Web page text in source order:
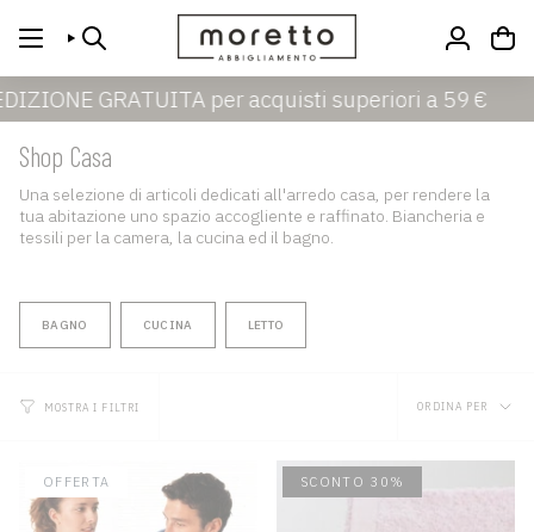
contenutoCERCA
per acquisti superiori a 59 €
Shop Casa
Una selezione di articoli dedicati all'arredo casa, per rendere la
tua abitazione uno spazio accogliente e raffinato. Biancheria e
tessili per la camera, la cucina ed il bagno.
BAGNO CUCINA LETTO
MOSTRA I FILTRI
Ordina
ORDINA PER
OFFERTA SCONTO 30%